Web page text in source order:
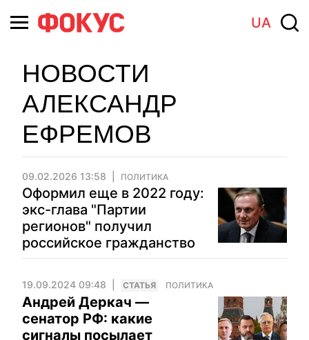
UA
НОВОСТИ
АЛЕКСАНДР
ЕФРЕМОВ
09.02.2026 13:58 ПОЛИТИКА
Оформил еще в 2022 году:
экс-глава "Партии
регионов" получил
российское гражданство
19.09.2024 09:48 CТАТЬЯ ПОЛИТИКА
Андрей Деркач —
сенатор РФ: какие
сигналы посылает